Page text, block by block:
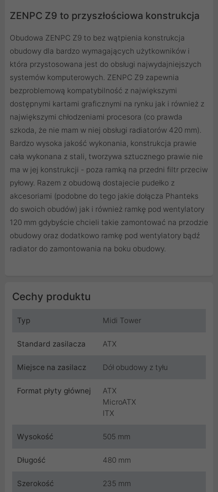
ZENPC Z9 to przyszłościowa konstrukcja
Obudowa ZENPC Z9 to bez wątpienia konstrukcja
obudowy dla bardzo wymagających użytkowników i
która przystosowana jest do obsługi najwydajniejszych
systemów komputerowych. ZENPC Z9 zapewnia
bezproblemową kompatybilność z największymi
dostępnymi kartami graficznymi na rynku jak i również z
największymi chłodzeniami procesora (co prawda
szkoda, że nie mam w niej obsługi radiatorów 420 mm).
Bardzo wysoka jakość wykonania, konstrukcja prawie
cała wykonana z stali, tworzywa sztucznego prawie nie
ma w jej konstrukcji - poza ramką na przedni filtr przeciw
pyłowy. Razem z obudową dostajecie pudełko z
akcesoriami (podobne do tego jakie dołącza Phanteks
do swoich obudów) jak i również ramkę pod wentylatory
120 mm gdybyście chcieli takie zamontować na przodzie
obudowy oraz dodatkowo ramkę pod wentylatory bądź
radiator do zamontowania na boku obudowy.
Cechy produktu
Typ Midi Tower
Standard zasilacza ATX
Miejsce na zasilacz Dół obudowy z tyłu
Format płyty głównej
ATX
MicroATX
ITX
Wysokość 505 mm
Długość 480 mm
Szerokość 235 mm